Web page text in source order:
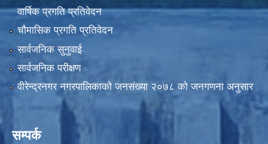
वार्षिक प्रगति प्रतिवेदन
चौमासिक प्रगति प्रतिवेदन
सार्वजनिक सुनुवाई
सार्वजनिक परीक्षण
वीरेन्द्रनगर नगरपालिकाकाे जनसंख्या २०७८ काे जनगणना अनुसार
सम्पर्क